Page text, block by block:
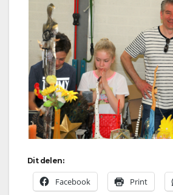
Dit delen:
Facebook Print